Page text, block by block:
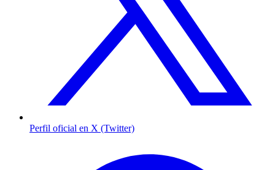
Perfil oficial en X (Twitter)